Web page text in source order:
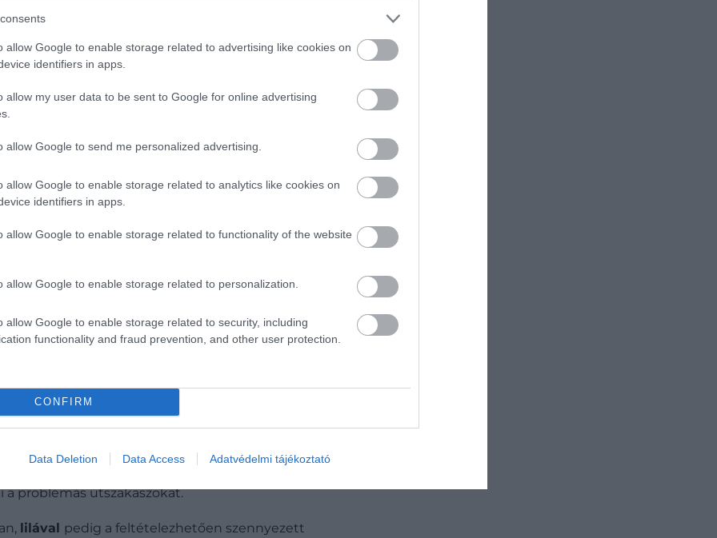
allow Google to enable storage related to advertising like cookies on
identifiers in apps.
allow my user data to be sent to Google for online advertising
allow Google to send me personalized advertising.
allow Google to enable storage related to analytics like cookies on
identifiers in apps.
allow Google to enable storage related to functionality of the website
allow Google to enable storage related to personalization.
allow Google to enable storage related to security, including
functionality and fraud prevention, and other user protection.
CONFIRM
Data Deletion Data Access Adatvédelmi tájékoztató
parkok igazgatóságait kérdezték meg arról,
által használt más utakról, amelyek érintettek
Nemzeti Park Igazgatóságjelezte, hogy a
azbeszttel szennyezett turistautak. Ez magába
Dél-dunántúli Kéktúra egy-egy, összesen
további harminc kilométert más turistautakon.
amit soha ne vigyünk haza
munkatársai térinformatikai rendszerben
problémás útszakaszokat.
lilával pedig a feltételezhetően szennyezett